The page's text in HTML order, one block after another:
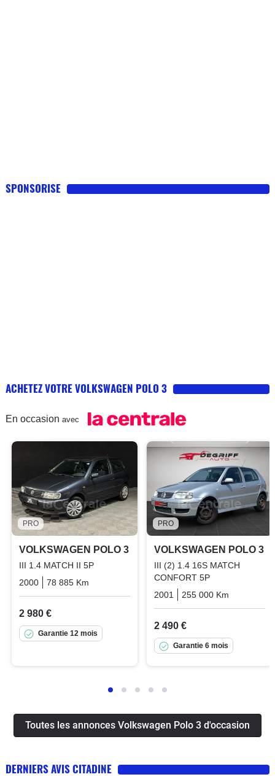
SPONSORISE
ACHETEZ VOTRE VOLKSWAGEN POLO 3
En occasion avec
PRO
VOLKSWAGEN POLO 3
III 1.4 MATCH II 5P
2000
78 885 Km Essence
2 980 €
Garantie 12 mois
PRO
VOLKSWAGEN POLO 3
III (2) 1.4 16S MATCH
CONFORT 5P
2001
255 000 Km
2 490 €
Garantie 6 mois
Toutes les annonces Volkswagen Polo 3 d'occasion
DERNIERS AVIS CITADINE